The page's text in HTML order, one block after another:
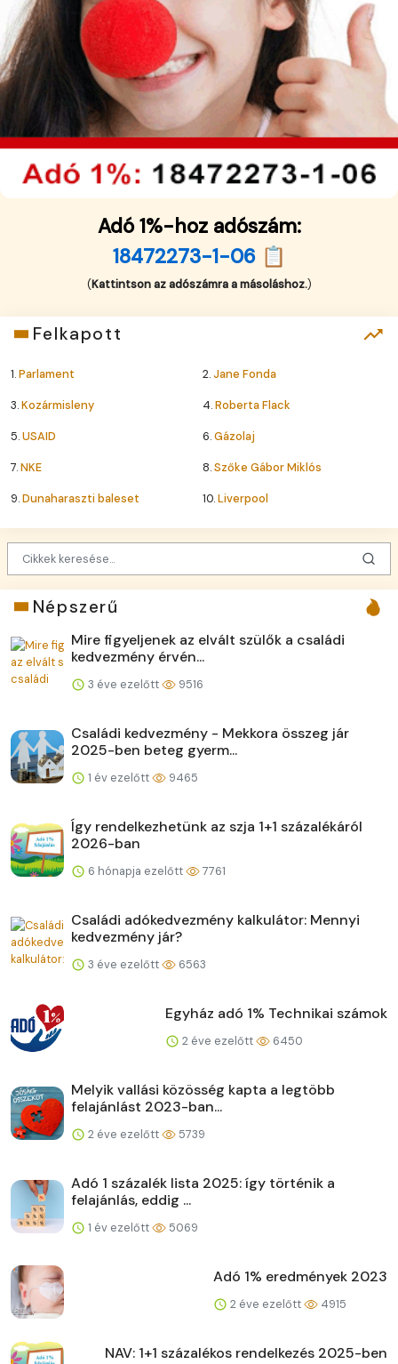
Adó 1%-hoz adószám:
18472273-1-06 📋
(Kattintson az adószámra a másoláshoz.)
Felkapott
1.Parlament 2.Jane Fonda
3.Kozármisleny 4.Roberta Flack
5.USAID 6.Gázolaj
7.NKE 8.Szőke Gábor Miklós
9.Dunaharaszti baleset 10.Liverpool
Népszerű
Mire figyeljenek az elvált szülők a családi
kedvezmény érvén...
3 éve ezelőtt 9516
Családi kedvezmény - Mekkora összeg jár
2025-ben beteg gyerm...
1 év ezelőtt 9465
Így rendelkezhetünk az szja 1+1 százalékáról
2026-ban
6 hónapja ezelőtt 7761
Családi adókedvezmény kalkulátor: Mennyi
kedvezmény jár?
3 éve ezelőtt 6563
Egyház adó 1% Technikai számok
2 éve ezelőtt 6450
Melyik vallási közösség kapta a legtöbb
felajánlást 2023-ban...
2 éve ezelőtt 5739
Adó 1 százalék lista 2025: így történik a
felajánlás, eddig ...
1 év ezelőtt 5069
Adó 1% eredmények 2023
2 éve ezelőtt 4915
NAV: 1+1 százalékos rendelkezés 2025-ben